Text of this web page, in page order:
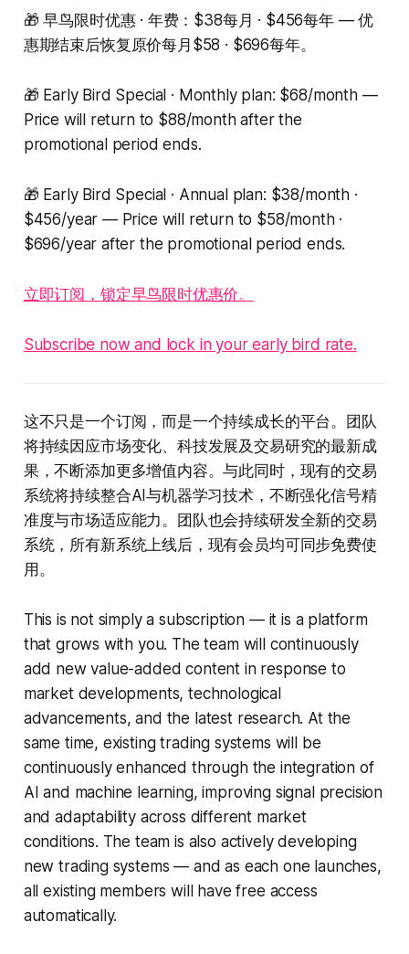
🎁 早鸟限时优惠 · 年费：$38每月 · $456每年 — 优
惠期结束后恢复原价每月$58 · $696每年。
🎁 Early Bird Special · Monthly plan: $68/month —
Price will return to $88/month after the
promotional period ends.
🎁 Early Bird Special · Annual plan: $38/month ·
$456/year — Price will return to $58/month ·
$696/year after the promotional period ends.
立即订阅，锁定早鸟限时优惠价。
Subscribe now and lock in your early bird rate.
这不只是一个订阅，而是一个持续成长的平台。团队
将持续因应市场变化、科技发展及交易研究的最新成
果，不断添加更多增值内容。与此同时，现有的交易
系统将持续整合AI与机器学习技术，不断强化信号精
准度与市场适应能力。团队也会持续研发全新的交易
系统，所有新系统上线后，现有会员均可同步免费使
用。
This is not simply a subscription — it is a platform
that grows with you. The team will continuously
add new value-added content in response to
market developments, technological
advancements, and the latest research. At the
same time, existing trading systems will be
continuously enhanced through the integration of
AI and machine learning, improving signal precision
and adaptability across different market
conditions. The team is also actively developing
new trading systems — and as each one launches,
all existing members will have free access
automatically.